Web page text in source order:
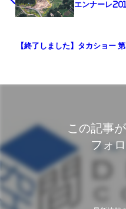
エンナーレ
【終了しました】タカショー
この記事
フォ